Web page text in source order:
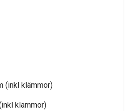
(inkl klämmor)
klämmor)